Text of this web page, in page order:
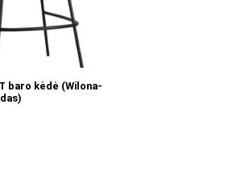
baro kėdė (Wilona-